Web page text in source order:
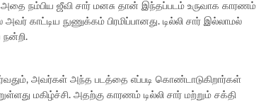
நம்பிய ஜீவி சார் மனசு தான் இந்தப்படம் உருவாக காரணம்
காட்டிய நுணுக்கம் பிரமிப்பானது. டில்லி சார் இல்லாமல்
அவர்கள் அந்த படத்தை எப்படி கொண்டாடுகிறார்கள்
மகிழ்ச்சி. அதற்கு காரணம் டில்லி சார் மற்றும் சக்தி